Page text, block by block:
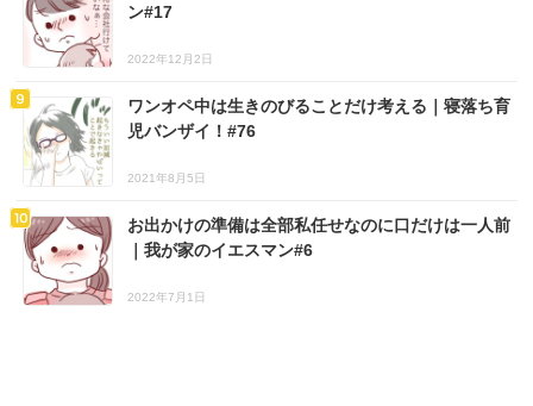
ン#17
2022年12月2日
ワンオペ中は生きのびることだけ考える｜寝落ち育
児バンザイ！#76
2021年8月5日
お出かけの準備は全部私任せなのに口だけは一人前
｜我が家のイエスマン#6
2022年7月1日